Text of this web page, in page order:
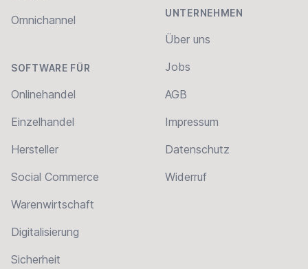
Omnichannel
SOFTWARE FÜR
Onlinehandel
Einzelhandel
Hersteller
Social Commerce
Warenwirtschaft
Digitalisierung
Sicherheit
UNTERNEHMEN
Über uns
Jobs
AGB
Impressum
Datenschutz
Widerruf